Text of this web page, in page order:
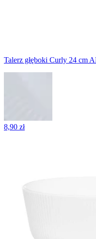
Talerz głęboki Curly 24 cm
8,90 zł